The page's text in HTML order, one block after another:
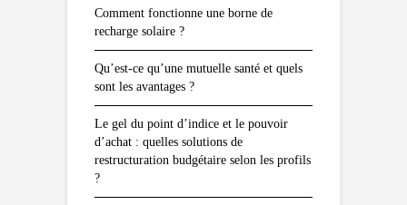
Comment fonctionne une borne de
recharge solaire ?
Qu’est-ce qu’une mutuelle santé et quels
sont les avantages ?
Le gel du point d’indice et le pouvoir
d’achat : quelles solutions de
restructuration budgétaire selon les profils
?